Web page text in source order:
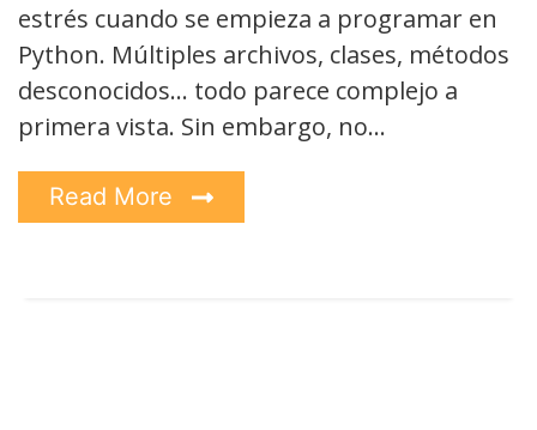
estrés cuando se empieza a programar en
Python. Múltiples archivos, clases, métodos
desconocidos… todo parece complejo a
primera vista. Sin embargo, no…
Read More